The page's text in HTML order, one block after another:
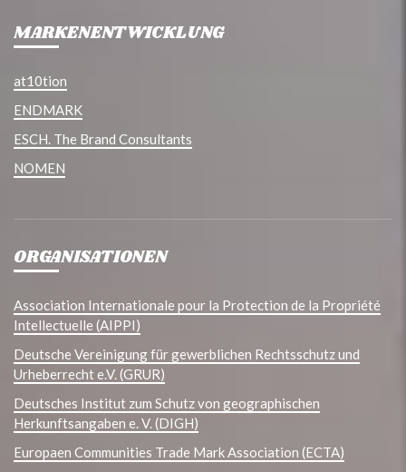
MARKENENTWICKLUNG
at10tion
ENDMARK
ESCH. The Brand Consultants
NOMEN
ORGANISATIONEN
Association Internationale pour la Protection de la Propriété
Intellectuelle (AIPPI)
Deutsche Vereinigung für gewerblichen Rechtsschutz und
Urheberrecht e.V. (GRUR)
Deutsches Institut zum Schutz von geographischen
Herkunftsangaben e. V. (DIGH)
Europaen Communities Trade Mark Association (ECTA)